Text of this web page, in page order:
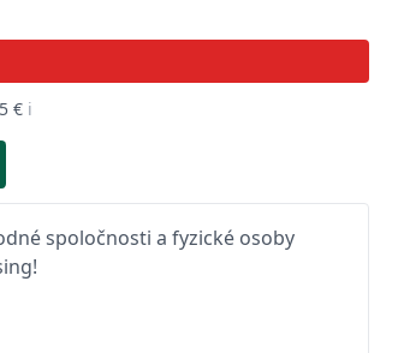
€ ℹ️
spoločnosti a fyzické osoby